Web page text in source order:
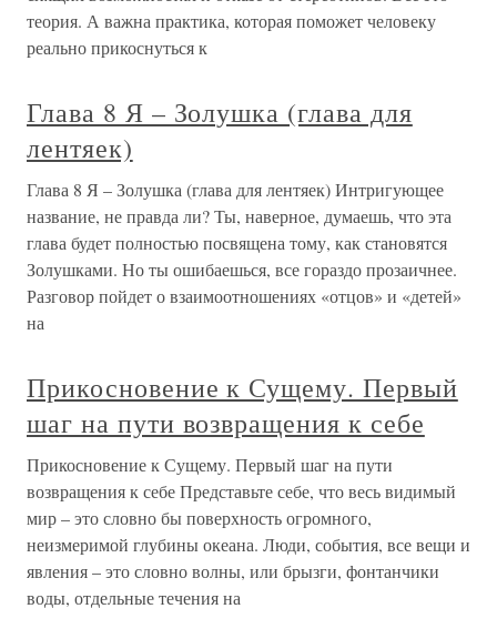
теория. А важна практика, которая поможет человеку
реально прикоснуться к
Глава 8 Я – Золушка (глава для
лентяек)
Глава 8 Я – Золушка (глава для лентяек) Интригующее
название, не правда ли? Ты, наверное, думаешь, что эта
глава будет полностью посвящена тому, как становятся
Золушками. Но ты ошибаешься, все гораздо прозаичнее.
Разговор пойдет о взаимоотношениях «отцов» и «детей»
на
Прикосновение к Сущему. Первый
шаг на пути возвращения к себе
Прикосновение к Сущему. Первый шаг на пути
возвращения к себе Представьте себе, что весь видимый
мир – это словно бы поверхность огромного,
неизмеримой глубины океана. Люди, события, все вещи и
явления – это словно волны, или брызги, фонтанчики
воды, отдельные течения на